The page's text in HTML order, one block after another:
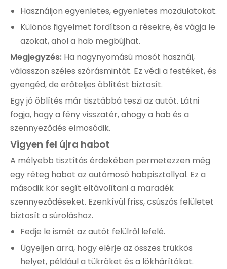
Használjon egyenletes, egyenletes mozdulatokat.
Különös figyelmet fordítson a résekre, és vágja le
azokat, ahol a hab megbújhat.
Megjegyzés: Ha nagynyomású mosót használ,
válasszon széles szórásmintát. Ez védi a festéket, és
gyengéd, de erőteljes öblítést biztosít.
Egy jó öblítés már tisztábbá teszi az autót. Látni
fogja, hogy a fény visszatér, ahogy a hab és a
szennyeződés elmosódik.
Vigyen fel újra habot
A mélyebb tisztítás érdekében permetezzen még
egy réteg habot az autómosó habpisztollyal. Ez a
második kör segít eltávolítani a maradék
szennyeződéseket. Ezenkívül friss, csúszós felületet
biztosít a súroláshoz.
Fedje le ismét az autót felülről lefelé.
Ügyeljen arra, hogy elérje az összes trükkös
helyet, például a tükröket és a lökhárítókat.